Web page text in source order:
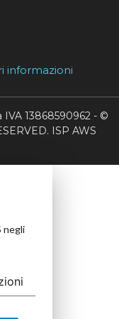
informazioni
13868590962 - ©
ISP AWS
negli